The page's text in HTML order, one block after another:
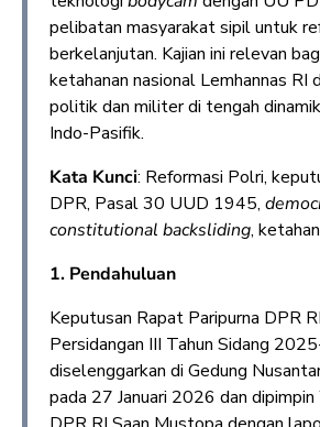
pelibatan masyarakat sipil untuk
berkelanjutan. Kajian ini relevan
ketahanan nasional Lemhannas RI
politik dan militer di tengah
Indo-Pasifik.
Kata Kunci: Reformasi Polri,
DPR, Pasal 30 UUD 1945,
constitutional backsliding,
1. Pendahuluan
Keputusan Rapat Paripurna DPR
Persidangan III Tahun Sidang
diselenggarkan di Gedung
pada 27 Januari 2026 dan